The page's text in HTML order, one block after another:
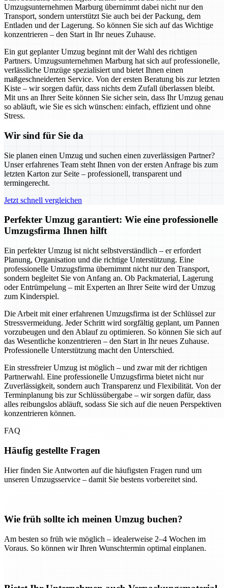
Umzugsunternehmen Marburg übernimmt dabei nicht nur den
Transport, sondern unterstützt Sie auch bei der Packung, dem
Entladen und der Lagerung. So können Sie sich auf das Wichtige
konzentrieren – den Start in Ihr neues Zuhause.
Ein gut geplanter Umzug beginnt mit der Wahl des richtigen
Partners. Umzugsunternehmen Marburg hat sich auf professionelle,
verlässliche Umzüge spezialisiert und bietet Ihnen einen
maßgeschneiderten Service. Von der ersten Beratung bis zur letzten
Kiste – wir sorgen dafür, dass nichts dem Zufall überlassen bleibt.
Mit uns an Ihrer Seite können Sie sicher sein, dass Ihr Umzug genau
so abläuft, wie Sie es sich wünschen: einfach, effizient und ohne
Stress.
Wir sind für Sie da
Sie planen einen Umzug und suchen einen zuverlässigen Partner?
Unser erfahrenes Team steht Ihnen von der ersten Anfrage bis zum
letzten Karton zur Seite – professionell, transparent und
termingerecht.
Jetzt schnell vergleichen
Perfekter Umzug garantiert: Wie eine professionelle
Umzugsfirma Ihnen hilft
Ein perfekter Umzug ist nicht selbstverständlich – er erfordert
Planung, Organisation und die richtige Unterstützung. Eine
professionelle Umzugsfirma übernimmt nicht nur den Transport,
sondern begleitet Sie von Anfang an. Ob Packmaterial, Lagerung
oder Entrümpelung – mit Experten an Ihrer Seite wird der Umzug
zum Kinderspiel.
Die Arbeit mit einer erfahrenen Umzugsfirma ist der Schlüssel zur
Stressvermeidung. Jeder Schritt wird sorgfältig geplant, um Pannen
vorzubeugen und den Ablauf zu optimieren. So können Sie sich auf
das Wesentliche konzentrieren – den Start in Ihr neues Zuhause.
Professionelle Unterstützung macht den Unterschied.
Ein stressfreier Umzug ist möglich – und zwar mit der richtigen
Partnerwahl. Eine professionelle Umzugsfirma bietet nicht nur
Zuverlässigkeit, sondern auch Transparenz und Flexibilität. Von der
Terminplanung bis zur Schlüssübergabe – wir sorgen dafür, dass
alles reibungslos abläuft, sodass Sie sich auf die neuen Perspektiven
konzentrieren können.
FAQ
Häufig gestellte Fragen
Hier finden Sie Antworten auf die häufigsten Fragen rund um
unseren Umzugsservice – damit Sie bestens vorbereitet sind.
Wie früh sollte ich meinen Umzug buchen?
Am besten so früh wie möglich – idealerweise 2–4 Wochen im
Voraus. So können wir Ihren Wunschtermin optimal einplanen.